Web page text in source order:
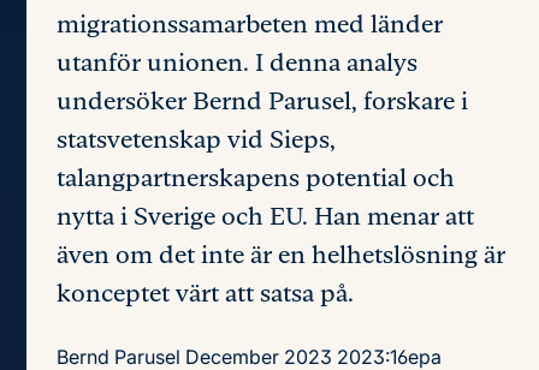
migrationssamarbeten med länder
utanför unionen. I denna analys
undersöker Bernd Parusel, forskare i
statsvetenskap vid Sieps,
talangpartnerskapens potential och
nytta i Sverige och EU. Han menar att
även om det inte är en helhetslösning är
konceptet värt att satsa på.
Bernd Parusel December 2023 2023:16epa